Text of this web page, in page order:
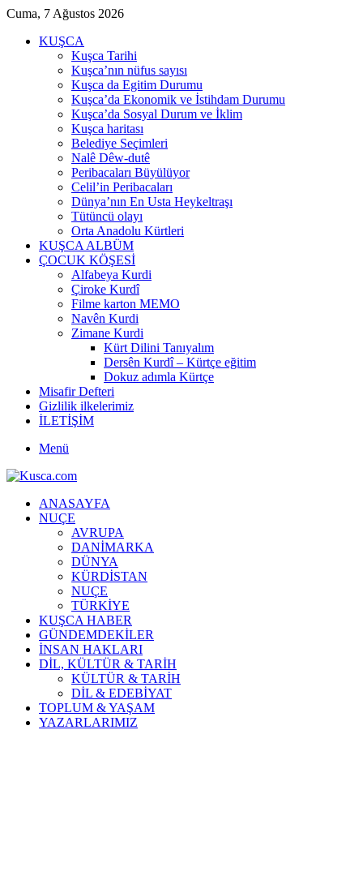
Cuma, 7 Ağustos 2026
KUŞCA
Kuşca Tarihi
Kuşca’nın nüfus sayısı
Kuşca da Egitim Durumu
Kuşca’da Ekonomik ve İstihdam Durumu
Kuşca’da Sosyal Durum ve İklim
Kuşca haritası
Belediye Seçimleri
Nalê Dêw-dutê
Peribacaları Büyülüyor
Celil’in Peribacaları
Dünya’nın En Usta Heykeltraşı
Tütüncü olayı
Orta Anadolu Kürtleri
KUŞCA ALBÜM
ÇOCUK KÖŞESİ
Alfabeya Kurdi
Çiroke Kurdî
Filme karton MEMO
Navên Kurdi
Zimane Kurdi
Kürt Dilini Tanıyalım
Dersên Kurdî – Kürtçe eğitim
Dokuz adımla Kürtçe
Misafir Defteri
Gizlilik ilkelerimiz
İLETİŞİM
Menü
ANASAYFA
NUÇE
AVRUPA
DANİMARKA
DÜNYA
KÜRDİSTAN
NUÇE
TÜRKİYE
KUŞCA HABER
GÜNDEMDEKİLER
İNSAN HAKLARI
DİL, KÜLTÜR & TARİH
KÜLTÜR & TARİH
DİL & EDEBİYAT
TOPLUM & YAŞAM
YAZARLARIMIZ